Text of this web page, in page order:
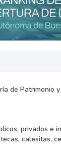
de Patrimonio
privados e
calesitas,